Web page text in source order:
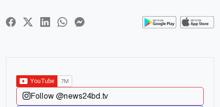
Follow @news24bd.tv